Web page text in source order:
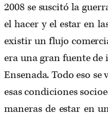
2008 se suscitó la
el hacer y el estar en
existir un flujo
era una gran fuente de
Ensenada. Todo eso
esas condiciones
maneras de estar en